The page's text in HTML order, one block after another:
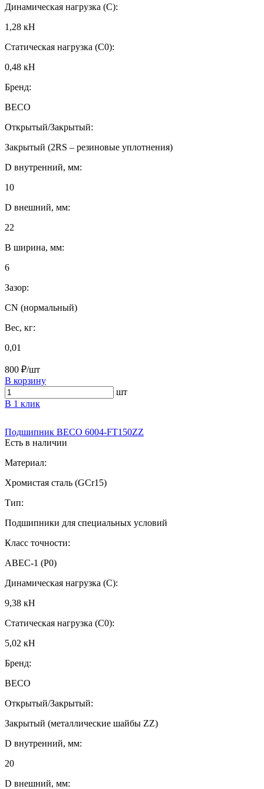
Динамическая нагрузка (C):
1,28 кН
Статическая нагрузка (C0):
0,48 кН
Бренд:
BECO
Открытый/Закрытый:
Закрытый (2RS – резиновые уплотнения)
D внутренний, мм:
10
D внешний, мм:
22
B ширина, мм:
6
Зазор:
CN (нормальный)
Вес, кг:
0,01
800 ₽/шт
В корзину
шт
В 1 клик
Подшипник BECO 6004-FT150ZZ
Есть в наличии
Материал:
Хромистая сталь (GCr15)
Тип:
Подшипники для специальных условий
Класс точности:
ABEC-1 (P0)
Динамическая нагрузка (C):
9,38 кН
Статическая нагрузка (C0):
5,02 кН
Бренд:
BECO
Открытый/Закрытый:
Закрытый (металлические шайбы ZZ)
D внутренний, мм:
20
D внешний, мм: